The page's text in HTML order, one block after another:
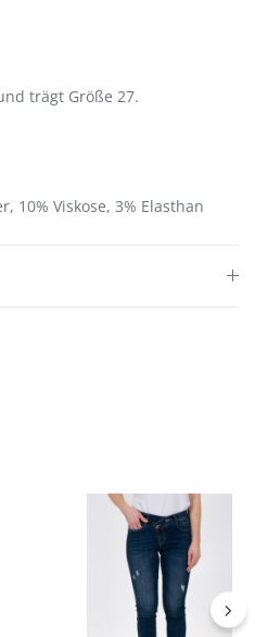
trägt Größe 27.
10% Viskose, 3% Elasthan